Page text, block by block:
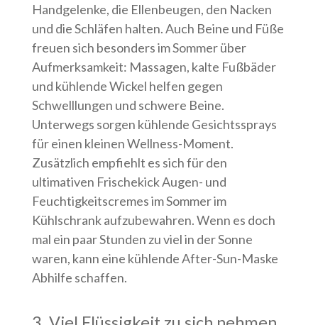
Handgelenke, die Ellenbeugen, den Nacken
und die Schläfen halten. Auch Beine und Füße
freuen sich besonders im Sommer über
Aufmerksamkeit: Massagen, kalte Fußbäder
und kühlende Wickel helfen gegen
Schwelllungen und schwere Beine.
Unterwegs sorgen kühlende Gesichtssprays
für einen kleinen Wellness-Moment.
Zusätzlich empfiehlt es sich für den
ultimativen Frischekick Augen- und
Feuchtigkeitscremes im Sommer im
Kühlschrank aufzubewahren. Wenn es doch
mal ein paar Stunden zu viel in der Sonne
waren, kann eine kühlende After-Sun-Maske
Abhilfe schaffen.